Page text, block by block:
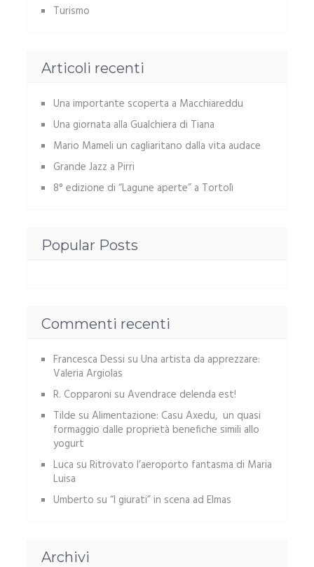
Turismo
Articoli recenti
Una importante scoperta a Macchiareddu
Una giornata alla Gualchiera di Tiana
Mario Mameli un cagliaritano dalla vita audace
Grande Jazz a Pirri
8° edizione di “Lagune aperte” a Tortolì
Popular Posts
Commenti recenti
Francesca Dessi su Una artista da apprezzare:
Valeria Argiolas
R. Copparoni su Avendrace delenda est!
Tilde su Alimentazione: Casu Axedu, un quasi
formaggio dalle proprietà benefiche simili allo
yogurt
Luca su Ritrovato l’aeroporto fantasma di Maria
Luisa
Umberto su “I giurati” in scena ad Elmas
Archivi